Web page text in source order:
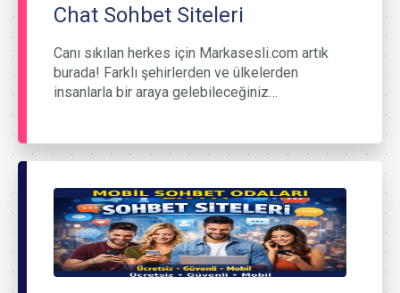
Chat Sohbet Siteleri
Canı sıkılan herkes için Markasesli.com artık
burada! Farklı şehirlerden ve ülkelerden
insanlarla bir araya gelebileceğiniz…